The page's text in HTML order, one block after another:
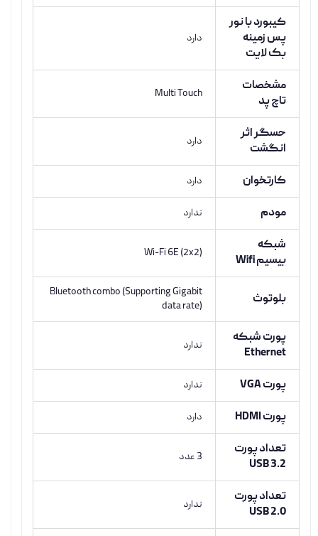
کیبورد با نور
پس زمینه
بک لایت
دارد
مشخصات
تاچ پد
Multi Touch
حسگر اثر
انگشت
دارد
کارتخوان دارد
مودم ندارد
شبکه
بیسیم Wifi
Wi-Fi 6E (2x2)
بلوتوث
Bluetooth combo (Supporting Gigabit
data rate)
پورت شبکه
Ethernet
ندارد
پورت VGA ندارد
پورت HDMI دارد
تعداد پورت
USB 3.2
3 عدد
تعداد پورت
USB 2.0
ندارد